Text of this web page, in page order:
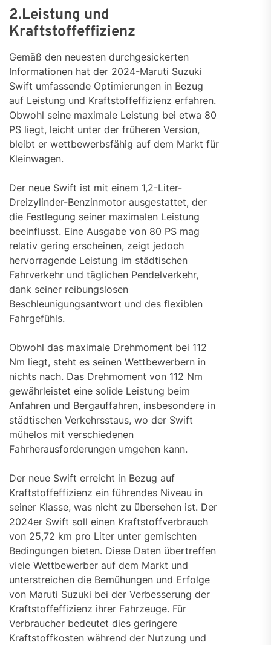
2.Leistung und
Kraftstoffeffizienz
Gemäß den neuesten durchgesickerten
Informationen hat der 2024-Maruti Suzuki
Swift umfassende Optimierungen in Bezug
auf Leistung und Kraftstoffeffizienz erfahren.
Obwohl seine maximale Leistung bei etwa 80
PS liegt, leicht unter der früheren Version,
bleibt er wettbewerbsfähig auf dem Markt für
Kleinwagen.
Der neue Swift ist mit einem 1,2-Liter-
Dreizylinder-Benzinmotor ausgestattet, der
die Festlegung seiner maximalen Leistung
beeinflusst. Eine Ausgabe von 80 PS mag
relativ gering erscheinen, zeigt jedoch
hervorragende Leistung im städtischen
Fahrverkehr und täglichen Pendelverkehr,
dank seiner reibungslosen
Beschleunigungsantwort und des flexiblen
Fahrgefühls.
Obwohl das maximale Drehmoment bei 112
Nm liegt, steht es seinen Wettbewerbern in
nichts nach. Das Drehmoment von 112 Nm
gewährleistet eine solide Leistung beim
Anfahren und Bergauffahren, insbesondere in
städtischen Verkehrsstaus, wo der Swift
mühelos mit verschiedenen
Fahrherausforderungen umgehen kann.
Der neue Swift erreicht in Bezug auf
Kraftstoffeffizienz ein führendes Niveau in
seiner Klasse, was nicht zu übersehen ist. Der
2024er Swift soll einen Kraftstoffverbrauch
von 25,72 km pro Liter unter gemischten
Bedingungen bieten. Diese Daten übertreffen
viele Wettbewerber auf dem Markt und
unterstreichen die Bemühungen und Erfolge
von Maruti Suzuki bei der Verbesserung der
Kraftstoffeffizienz ihrer Fahrzeuge. Für
Verbraucher bedeutet dies geringere
Kraftstoffkosten während der Nutzung und